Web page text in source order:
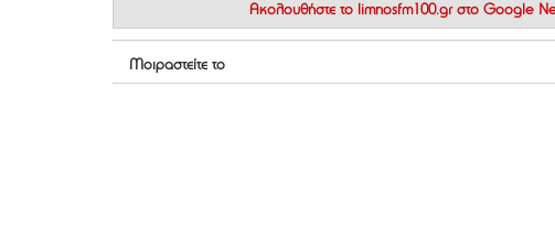
Ακολουθήστε το limnosfm100.gr στο Google
Μοιραστείτε το